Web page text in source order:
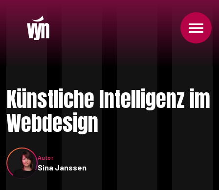
Künstliche Intelligenz im
Webdesign
Autor
Sina Janssen